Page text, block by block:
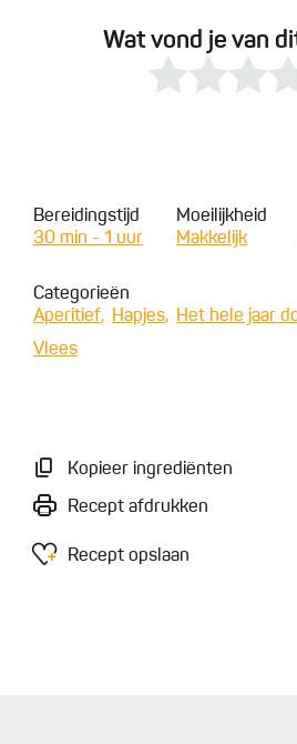
Wat vond je van
Bereidingstijd
30 min - 1 uur
Moeilijkheid
Makkelijk
Categorieën
Aperitief
Hapjes Het hele jaar
Vlees
Kopieer ingrediënten
Recept afdrukken
Recept opslaan